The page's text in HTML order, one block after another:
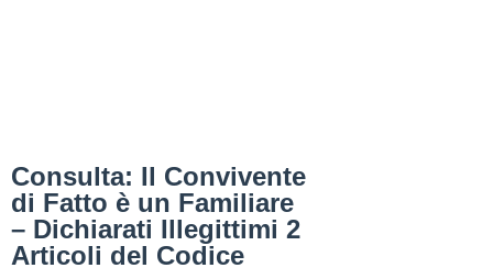
Consulta: Il Convivente
di Fatto è un Familiare
– Dichiarati Illegittimi 2
Articoli del Codice